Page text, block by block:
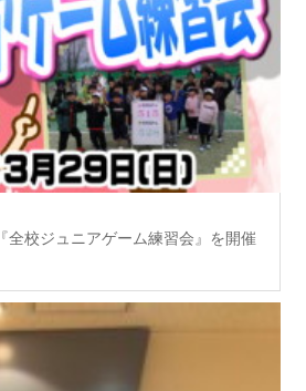
全校ジュニアゲーム練習会』を開催